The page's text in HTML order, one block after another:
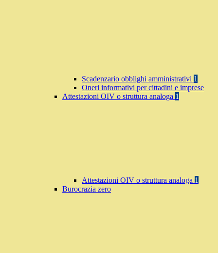
Scadenzario obblighi amministrativi 1
Oneri informativi per cittadini e imprese
Attestazioni OIV o struttura analoga 1
Attestazioni OIV o struttura analoga 1
Burocrazia zero